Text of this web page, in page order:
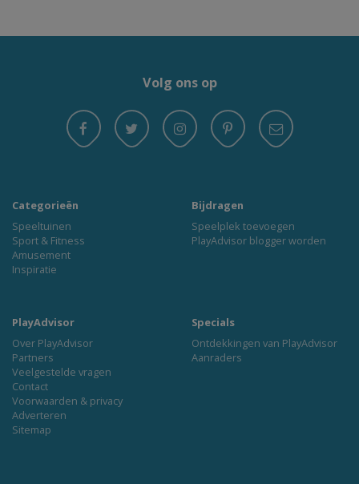
Volg ons op
Categorieën
Speeltuinen
Sport & Fitness
Amusement
Inspiratie
Bijdragen
Speelplek toevoegen
PlayAdvisor blogger worden
PlayAdvisor
Over PlayAdvisor
Partners
Veelgestelde vragen
Contact
Voorwaarden & privacy
Adverteren
Sitemap
Specials
Ontdekkingen van PlayAdvisor
Aanraders